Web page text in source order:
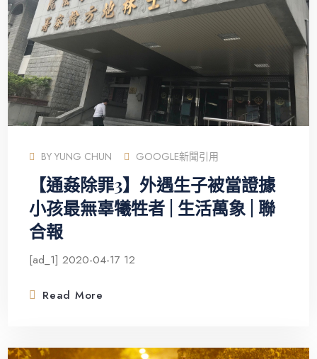
BYYUNG CHUN GOOGLE新聞引用
【通姦除罪3】外遇生子被當證據
小孩最無辜犧牲者 | 生活萬象 | 聯
合報
[ad_1] 2020-04-17 12
Read More